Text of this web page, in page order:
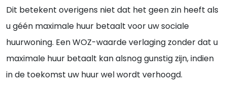
Dit betekent overigens niet dat het geen zin heeft als
u géén maximale huur betaalt voor uw sociale
huurwoning. Een WOZ-waarde verlaging zonder dat u
maximale huur betaalt kan alsnog gunstig zijn, indien
in de toekomst uw huur wel wordt verhoogd.